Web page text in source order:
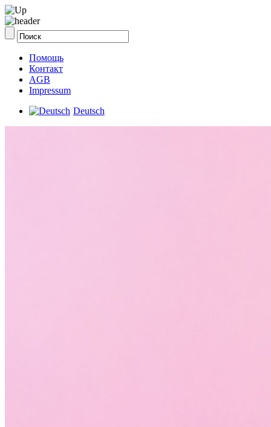
Помощь
Контакт
AGB
Impressum
Deutsch